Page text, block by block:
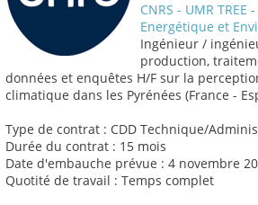
CNRS - UMR TREE
Energétique et
Ingénieur /
production,
données et enquêtes H/F sur la
climatique dans les Pyrénées (France -
Type de contrat : CDD Technique/
Durée du contrat : 15 mois
Date d'embauche prévue : 4 novembre
Quotité de travail : Temps complet